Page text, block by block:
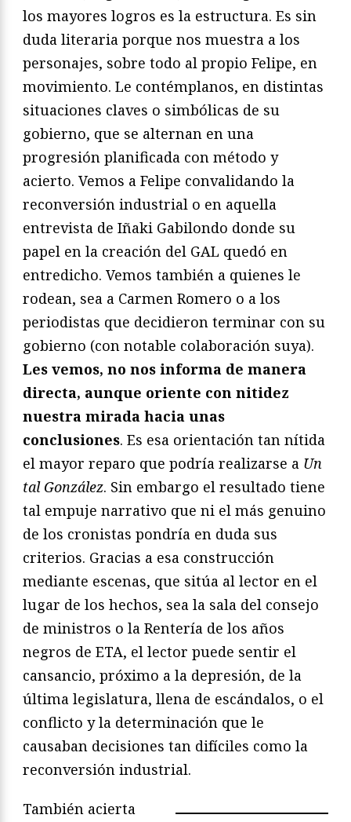
los mayores logros es la estructura. Es sin
duda literaria porque nos muestra a los
personajes, sobre todo al propio Felipe, en
movimiento. Le contémplanos, en distintas
situaciones claves o simbólicas de su
gobierno, que se alternan en una
progresión planificada con método y
acierto. Vemos a Felipe convalidando la
reconversión industrial o en aquella
entrevista de Iñaki Gabilondo donde su
papel en la creación del GAL quedó en
entredicho. Vemos también a quienes le
rodean, sea a Carmen Romero o a los
periodistas que decidieron terminar con su
gobierno (con notable colaboración suya).
Les vemos, no nos informa de manera
directa, aunque oriente con nitidez
nuestra mirada hacia unas
conclusiones. Es esa orientación tan nítida
el mayor reparo que podría realizarse a Un
tal González. Sin embargo el resultado tiene
tal empuje narrativo que ni el más genuino
de los cronistas pondría en duda sus
criterios. Gracias a esa construcción
mediante escenas, que sitúa al lector en el
lugar de los hechos, sea la sala del consejo
de ministros o la Rentería de los años
negros de ETA, el lector puede sentir el
cansancio, próximo a la depresión, de la
última legislatura, llena de escándalos, o el
conflicto y la determinación que le
causaban decisiones tan difíciles como la
reconversión industrial.
También acierta